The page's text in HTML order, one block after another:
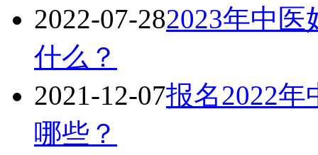
2022-07-282023年中
什么？
2021-12-07报名2022
哪些？